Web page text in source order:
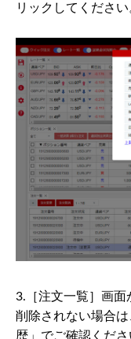
リックしてください
3.［注文一覧］画面
削除されない場合
歴」でご確認くださ